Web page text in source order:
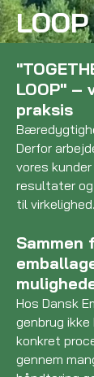
LOOP
LOOP" –
praksis
Derfor
vores
resultater
til virkelighed.
Sammen
Hos Dansk
genbrug
konkret
gennem